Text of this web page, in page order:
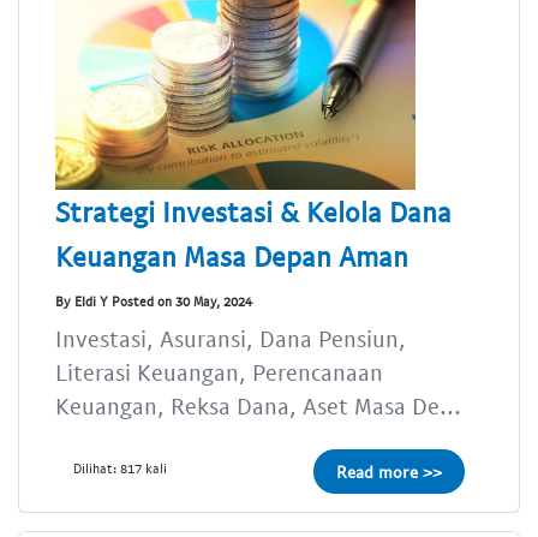
Strategi Investasi & Kelola Dana
Keuangan Masa Depan Aman
By Eldi Y Posted on 30 May, 2024
Investasi, Asuransi, Dana Pensiun,
Literasi Keuangan, Perencanaan
Keuangan, Reksa Dana, Aset Masa De...
Dilihat: 817 kali Read more >>